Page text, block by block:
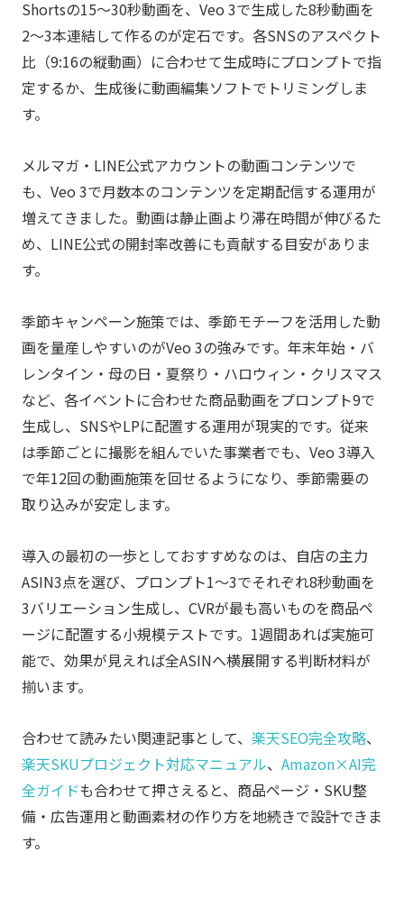
Shortsの15〜30秒動画を、Veo 3で生成した8秒動画を
2〜3本連結して作るのが定石です。各SNSのアスペクト
比（9:16の縦動画）に合わせて生成時にプロンプトで指
定するか、生成後に動画編集ソフトでトリミングしま
す。
メルマガ・LINE公式アカウントの動画コンテンツで
も、Veo 3で月数本のコンテンツを定期配信する運用が
増えてきました。動画は静止画より滞在時間が伸びるた
め、LINE公式の開封率改善にも貢献する目安がありま
す。
季節キャンペーン施策では、季節モチーフを活用した動
画を量産しやすいのがVeo 3の強みです。年末年始・バ
レンタイン・母の日・夏祭り・ハロウィン・クリスマス
など、各イベントに合わせた商品動画をプロンプト9で
生成し、SNSやLPに配置する運用が現実的です。従来
は季節ごとに撮影を組んでいた事業者でも、Veo 3導入
で年12回の動画施策を回せるようになり、季節需要の
取り込みが安定します。
導入の最初の一歩としておすすめなのは、自店の主力
ASIN3点を選び、プロンプト1〜3でそれぞれ8秒動画を
3バリエーション生成し、CVRが最も高いものを商品ペ
ージに配置する小規模テストです。1週間あれば実施可
能で、効果が見えれば全ASINへ横展開する判断材料が
揃います。
合わせて読みたい関連記事として、 楽天SEO完全攻略、
楽天SKUプロジェクト対応マニュアル、 Amazon×AI完
全ガイドも合わせて押さえると、商品ページ・SKU整
備・広告運用と動画素材の作り方を地続きで設計できま
す。